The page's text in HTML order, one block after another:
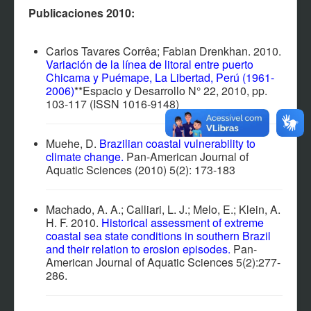
CONTACTO
PARTICIPANTES
MATERIAL MULTIMEDIA
AFILIACIÓN
Publicaciones 2010:
Carlos Tavares Corrêa; Fabian Drenkhan. 2010.
Variación de la línea de litoral entre puerto
Chicama y Puémape, La Libertad, Perú (1961-
2006)**Espacio y Desarrollo N° 22, 2010, pp.
103-117 (ISSN 1016-9148)
Muehe, D. Brazilian coastal vulnerability to
climate change. Pan-American Journal of
Aquatic Sciences (2010) 5(2): 173-183
Machado, A. A.; Calliari, L. J.; Melo, E.; Klein, A.
H. F. 2010. Historical assessment of extreme
coastal sea state conditions in southern Brazil
and their relation to erosion episodes. Pan-
American Journal of Aquatic Sciences 5(2):277-
286.